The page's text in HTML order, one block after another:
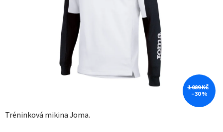
Tréninková mikina Joma.
1 089 KČ
–30 %